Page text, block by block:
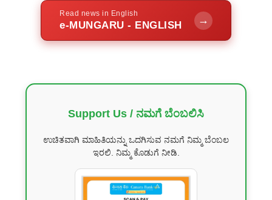
Read news in English
e-MUNGARU - ENGLISH →
Support Us / ನಮಗೆ ಬೆಂಬಲಿಸಿ
ಉಚಿತವಾಗಿ ಮಾಹಿತಿಯನ್ನು ಒದಗಿಸುವ ನಮಗೆ ನಿಮ್ಮ ಬೆಂಬಲ
ಇರಲಿ. ನಿಮ್ಮ ಕೊಡುಗೆ ನೀಡಿ.